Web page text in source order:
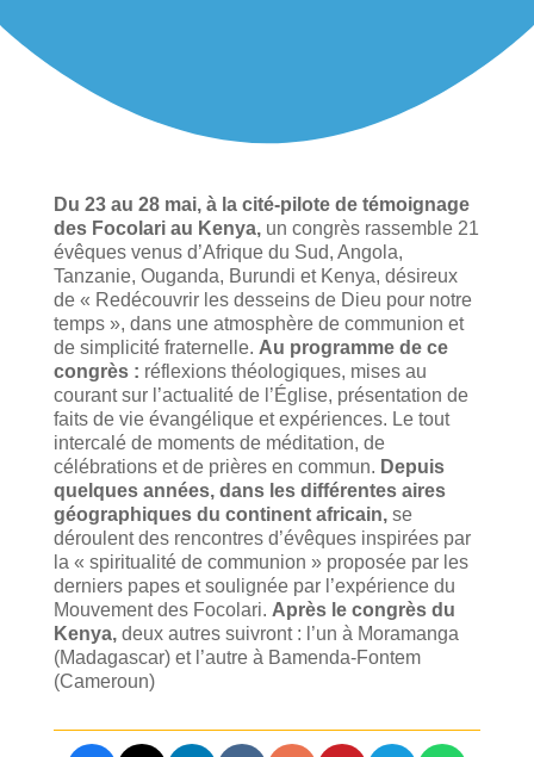
Du 23 au 28 mai, à la cité-pilote de témoignage
des Focolari au Kenya, un congrès rassemble 21
évêques venus d’Afrique du Sud, Angola,
Tanzanie, Ouganda, Burundi et Kenya, désireux
de « Redécouvrir les desseins de Dieu pour notre
temps », dans une atmosphère de communion et
de simplicité fraternelle. Au programme de ce
congrès : réflexions théologiques, mises au
courant sur l’actualité de l’Église, présentation de
faits de vie évangélique et expériences. Le tout
intercalé de moments de méditation, de
célébrations et de prières en commun. Depuis
quelques années, dans les différentes aires
géographiques du continent africain, se
déroulent des rencontres d’évêques inspirées par
la « spiritualité de communion » proposée par les
derniers papes et soulignée par l’expérience du
Mouvement des Focolari. Après le congrès du
Kenya, deux autres suivront : l’un à Moramanga
(Madagascar) et l’autre à Bamenda-Fontem
(Cameroun)